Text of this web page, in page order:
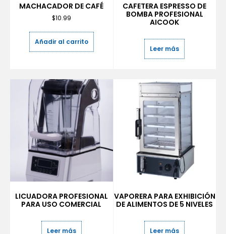
MACHACADOR DE CAFÉ
$10.99
Añadir al carrito
CAFETERA ESPRESSO DE
BOMBA PROFESIONAL
AICOOK
Leer más
LICUADORA PROFESIONAL
PARA USO COMERCIAL
Leer más
VAPORERA PARA EXHIBICIÓN
DE ALIMENTOS DE 5 NIVELES
Leer más